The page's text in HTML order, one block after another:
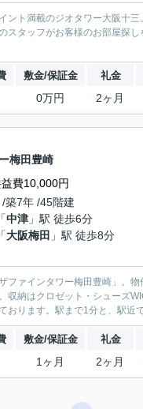
ント満載のジオタワー大阪十
スタッフがお客様のお部屋探
敷金/保証金 礼金
0万円 2ヶ月
梅田豊崎
費10,000円
築7年 /45階建
「中津 」駅 徒歩6分
「大阪梅田 」駅 徒歩8分
ァインタワー梅田豊崎」。
収納はクロゼット・シューズ
おります。駅まで1分と、駅近
敷金/保証金 礼金
1ヶ月 2ヶ月